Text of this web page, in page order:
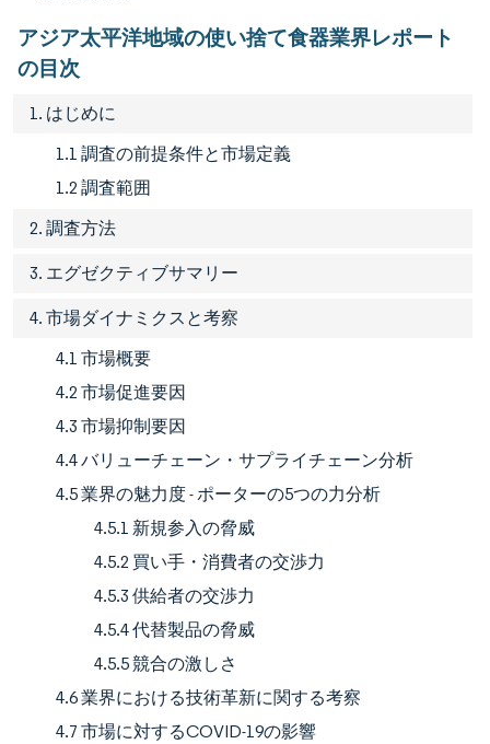
アジア太平洋地域の使い捨て食器業界レポート
の目次
1. はじめに
1.1 調査の前提条件と市場定義
1.2 調査範囲
2. 調査方法
3. エグゼクティブサマリー
4. 市場ダイナミクスと考察
4.1 市場概要
4.2 市場促進要因
4.3 市場抑制要因
4.4 バリューチェーン・サプライチェーン分析
4.5 業界の魅力度 - ポーターの5つの力分析
4.5.1 新規参入の脅威
4.5.2 買い手・消費者の交渉力
4.5.3 供給者の交渉力
4.5.4 代替製品の脅威
4.5.5 競合の激しさ
4.6 業界における技術革新に関する考察
4.7 市場に対するCOVID-19の影響